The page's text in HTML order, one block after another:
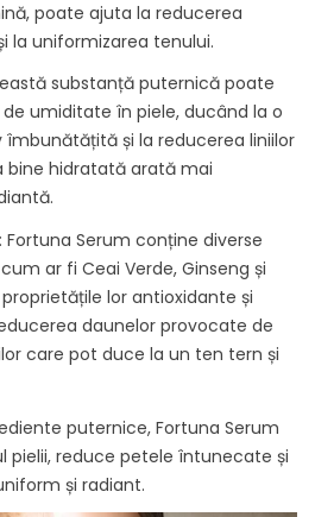
poate ajuta la reducerea
la uniformizarea tenului.
substanță puternică poate
umiditate în piele, ducând la o
și la reducerea liniilor
bine hidratată arată mai
: Fortuna Serum conține diverse
ar fi Ceai Verde, Ginseng și
lor antioxidante și
daunelor provocate de
care pot duce la un ten tern și
puternice, Fortuna Serum
pielii, reduce petele întunecate și
și radiant.